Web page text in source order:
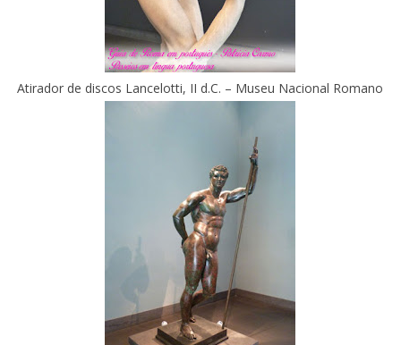
Atirador de discos Lancelotti, II d.C. – Museu Nacional Romano